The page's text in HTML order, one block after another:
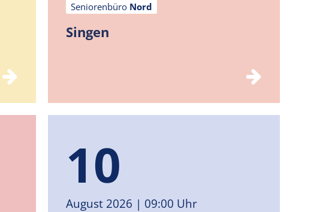
Seniorenbüro Nord
Singen
10
August 2026 | 09:00 Uhr